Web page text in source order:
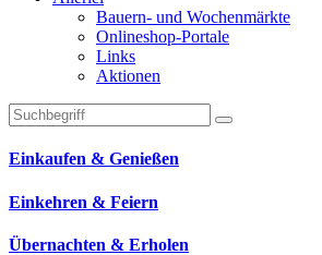
Bauern- und Wochenmärkte
Onlineshop-Portale
Links
Aktionen
Technisches Feld: Suchfeld
Technisches Feld: Suchbutton
Suche absenden
Einkaufen & Genießen
Einkehren & Feiern
Übernachten & Erholen